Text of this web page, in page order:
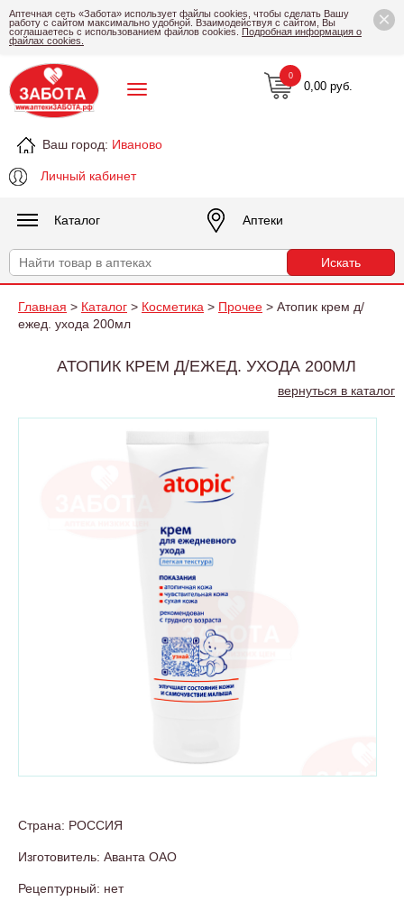
×
Аптечная сеть «Забота» использует файлы cookies, чтобы сделать Вашу
работу с сайтом максимально удобной. Взаимодействуя с сайтом, Вы
соглашаетесь с использованием файлов cookies. Подробная информация о
файлах cookies.
Ваш город: Иваново
Личный кабинет
0,00 руб.
0
Каталог Аптеки
Главная > Каталог > Косметика > Прочее > Атопик крем д/
ежед. ухода 200мл
АТОПИК КРЕМ Д/ЕЖЕД. УХОДА 200МЛ
вернуться в каталог
Страна: РОССИЯ
Изготовитель: Аванта ОАО
Рецептурный: нет